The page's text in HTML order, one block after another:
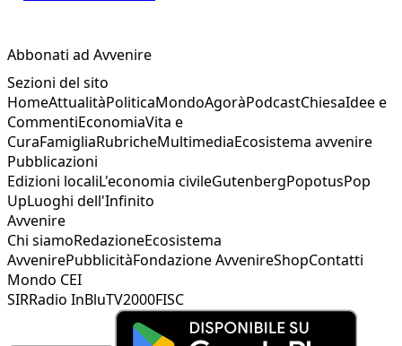
Abbonati ad Avvenire
Sezioni del sito
HomeAttualitàPoliticaMondoAgoràPodcastChiesaIdee e
CommentiEconomiaVita e
CuraFamigliaRubricheMultimediaEcosistema avvenire
Pubblicazioni
Edizioni localiL'economia civileGutenbergPopotusPop
UpLuoghi dell'Infinito
Avvenire
Chi siamoRedazioneEcosistema
AvvenirePubblicitàFondazione AvvenireShopContatti
Mondo CEI
SIRRadio InBluTV2000FISC